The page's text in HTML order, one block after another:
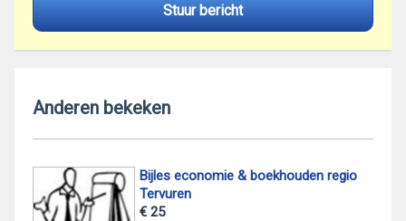
Stuur bericht
Anderen bekeken
Bijles economie & boekhouden regio
Tervuren
€ 25